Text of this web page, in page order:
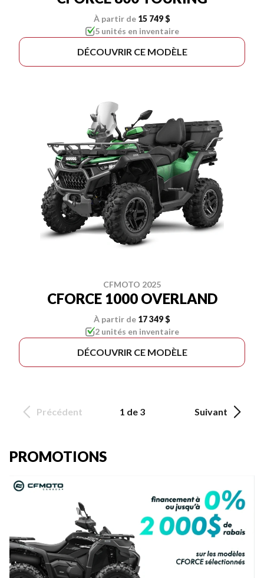
À partir de 15 749 $
5 unités en inventaire
DÉCOUVRIR CE MODÈLE
CFMOTO 2025
CFORCE 1000 OVERLAND
À partir de 17 349 $
2 unités en inventaire
DÉCOUVRIR CE MODÈLE
Précédent 1 de 3 Suivant
PROMOTIONS